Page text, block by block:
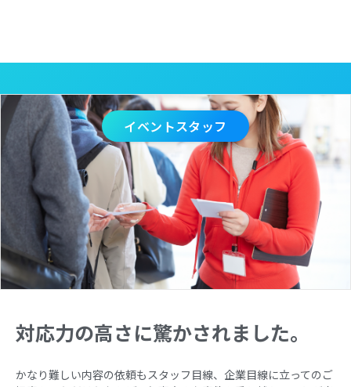
対応力の高さに驚かされました。
かなり難しい内容の依頼もスタッフ目線、企業目線に立ってのご
イベントスタッフ